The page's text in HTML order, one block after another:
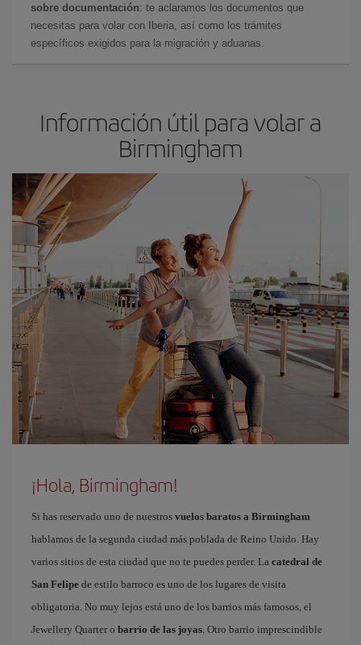
sobre documentación: te aclaramos los documentos que
necesitas para volar con Iberia, así como los trámites
específicos exigidos para la migración y aduanas.
Información útil para volar a
Birmingham
¡Hola, Birmingham!
Si has reservado uno de nuestros vuelos baratos a Birmingham
hablamos de la segunda ciudad más poblada de Reino Unido. Hay
varios sitios de esta ciudad que no te puedes perder. La catedral de
San Felipe de estilo barroco es uno de los lugares de visita
obligatoria. No muy lejos está uno de los barrios más famosos, el
Jewellery Quarter o barrio de las joyas. Otro barrio imprescindible